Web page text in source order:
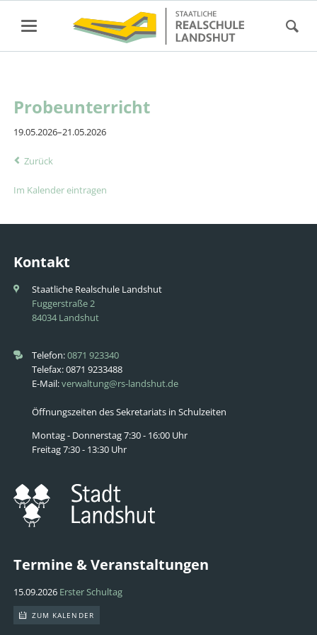
Probeunterricht
19.05.2026–21.05.2026
Zurück
Im Kalender eintragen
Kontakt
Staatliche Realschule Landshut
Fuggerstraße 2
84034 Landshut
Telefon:0871 923340
Telefax: 0871 9233488
E-Mail:verwaltung@rs-landshut.de
Öffnungszeiten des Sekretariats in Schulzeiten
Montag - Donnerstag 7:30 - 16:00 Uhr
Freitag 7:30 - 13:30 Uhr
Termine & Veranstaltungen
15.09.2026 Erster Schultag
ZUM KALENDER